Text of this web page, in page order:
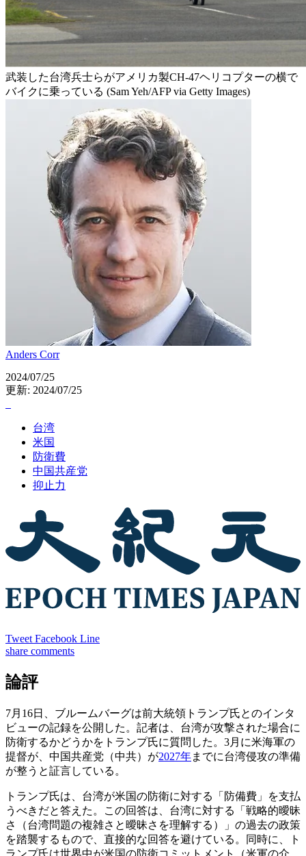
武装した台湾兵士らがアメリカ製CH-47ヘリコプターの横で
バイクに乗っている (Sam Yeh/AFP via Getty Images)
Anders Corr
2024/07/25
更新: 2024/07/25
台湾
米国
防衛費
中国共産党
抑止力
Tweet Facebook Line
share comments
論評
7月16日、ブルームバーグは前大統領トランプ氏とのインタ
ビューの記録を公開した。記者は、台湾が攻撃された場合に
防衛するかどうかをトランプ氏に質問した。3月に米海軍の
提督が、中国共産党（中共）が2027年までに台湾侵攻の準備
が整うと証言している。
トランプ氏は、台湾が米国の防衛に対する「防備費」を支払
うべきだと答えた。この回答は、台湾に対する「戦略的曖昧
さ（台湾問題の複雑さと曖昧さを理解する）」の過去の政策
を踏襲するもので、直接的な回答を避けている。同時に、ト
ランプ氏は世界中が米国の防衛コミットメント（米軍の介